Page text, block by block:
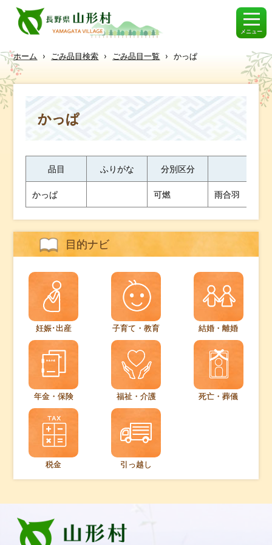
メニュー
ホーム › ごみ品目検索 › ごみ品目一覧 › かっぱ
かっぱ
品目 ふりがな 分別区分
かっぱ 可燃 雨合羽 ビニ
目的ナビ
妊娠･出産 子育て・教育 結婚・離婚
年金・保険 福祉・介護 死亡・葬儀
税金 引っ越し